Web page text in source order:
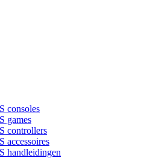
consoles
games
controllers
accessoires
handleidingen